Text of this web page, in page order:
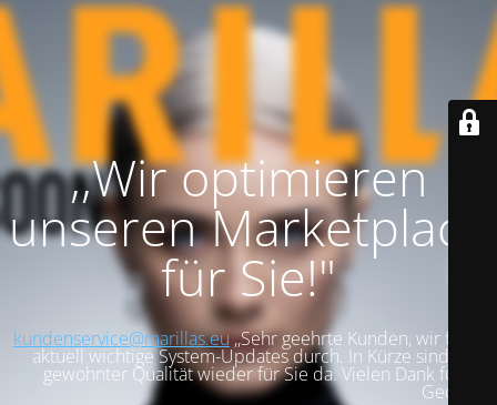
,,Wir optimieren
unseren Marketplace
für Sie!"
kundenservice@marillas.eu,,Sehr geehrte Kunden, wir führen
aktuell wichtige System-Updates durch. In Kürze sind wir in
gewohnter Qualität wieder für Sie da. Vielen Dank für Ihre
Geduld!".